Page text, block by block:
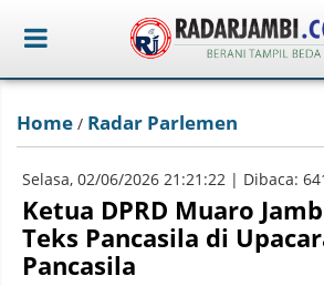
Home / Radar Parlemen
Selasa, 02/06/2026 21:21:22 | Dibaca:
Ketua DPRD Muaro
Teks Pancasila di
Pancasila